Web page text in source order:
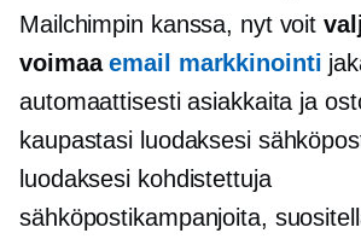
Mailchimpin kanssa, nyt voit
voimaaemail markkinointi
automaattisesti asiakkaita ja
kaupastasi luodaksesi
luodaksesi kohdistettuja
sähköpostikampanjoita,